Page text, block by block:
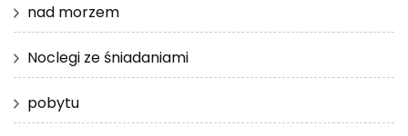
nad morzem
Noclegi ze śniadaniami
pobytu